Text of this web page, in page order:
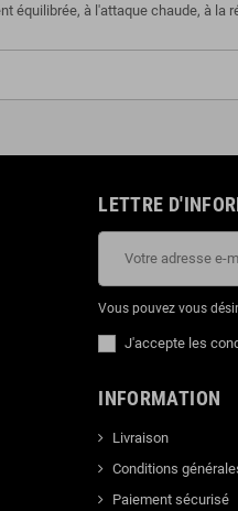
équilibrée, à l'attaque chaude, à
LETTRE
Vous pouvez vous
J'accepte les
INFORMATION
Livraison
Conditions
Paiement sécurisé